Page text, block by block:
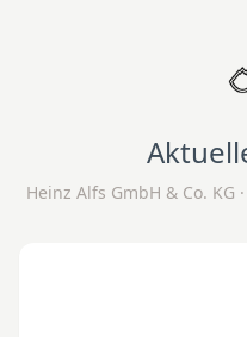
Heinz Alfs GmbH & Co. KG